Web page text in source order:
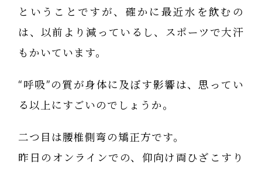
ということですが、確かに最近水を飲むの
は、以前より減っているし、スポーツで大汗
もかいています。
“呼吸”の質が身体に及ぼす影響は、思ってい
る以上にすごいのでしょうか。
二つ目は腰椎側弯の矯正方です。
昨日のオンラインでの、仰向け両ひざこすり